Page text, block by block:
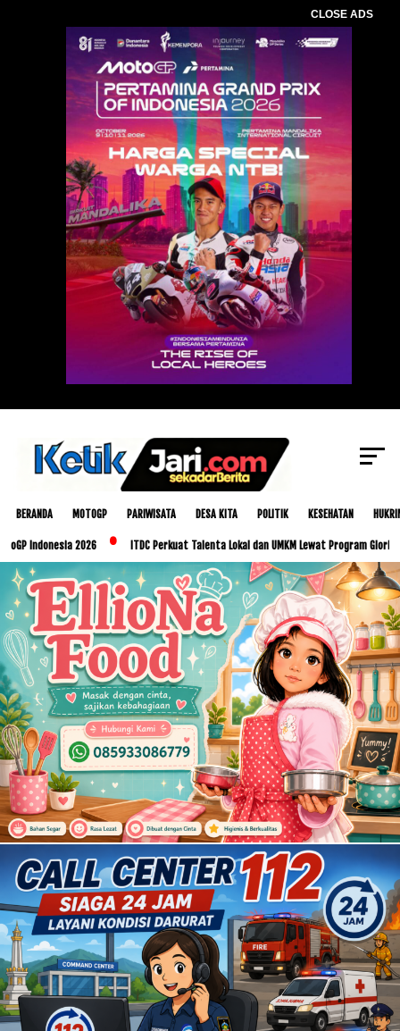
CLOSE ADS
BERANDA MOTOGP PARIWISATA DESA KITA POLITIK KESEHATAN
2026 ITDC Perkuat Talenta Lokal dan UMKM Lewat Program Glorious Golo